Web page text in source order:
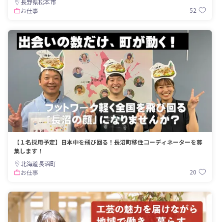
お仕事
52
【１名採用予定】日本中を飛び回る！長沼町移住コーディネーターを募
集します！
北海道長沼町
お仕事
20